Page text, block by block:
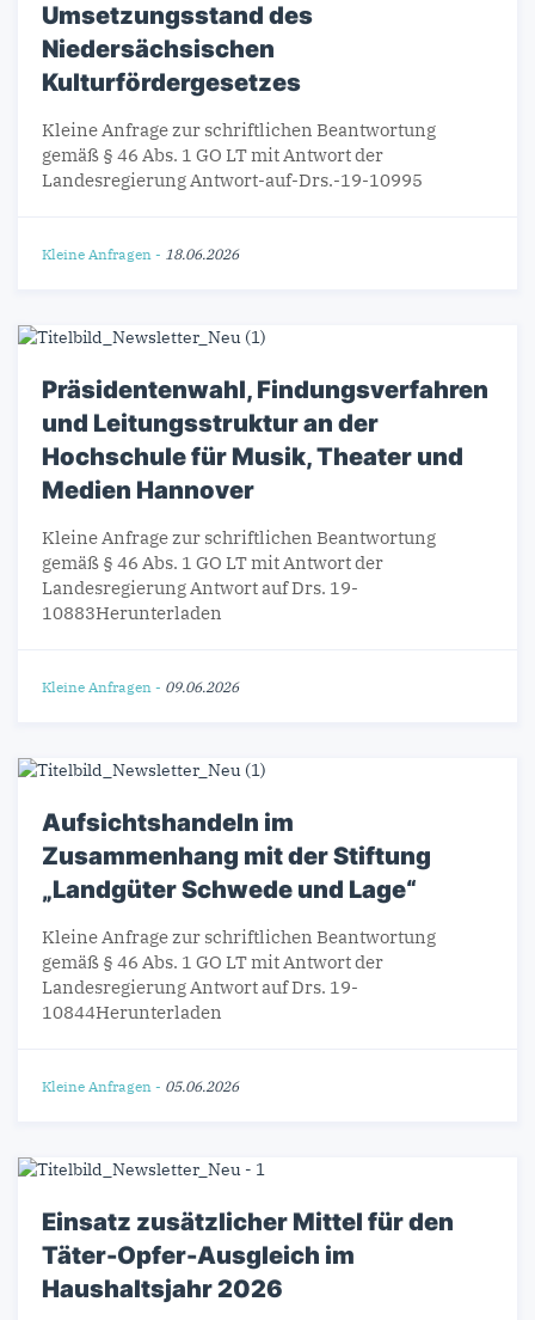
Umsetzungsstand des
Niedersächsischen
Kulturfördergesetzes
Kleine Anfrage zur schriftlichen Beantwortung
gemäß § 46 Abs. 1 GO LT mit Antwort der
Landesregierung Antwort-auf-Drs.-19-10995
Kleine Anfragen - 18.06.2026
Präsidentenwahl, Findungsverfahren
und Leitungsstruktur an der
Hochschule für Musik, Theater und
Medien Hannover
Kleine Anfrage zur schriftlichen Beantwortung
gemäß § 46 Abs. 1 GO LT mit Antwort der
Landesregierung Antwort auf Drs. 19-
10883Herunterladen
Kleine Anfragen - 09.06.2026
Aufsichtshandeln im
Zusammenhang mit der Stiftung
„Landgüter Schwede und Lage“
Kleine Anfrage zur schriftlichen Beantwortung
gemäß § 46 Abs. 1 GO LT mit Antwort der
Landesregierung Antwort auf Drs. 19-
10844Herunterladen
Kleine Anfragen - 05.06.2026
Einsatz zusätzlicher Mittel für den
Täter-Opfer-Ausgleich im
Haushaltsjahr 2026